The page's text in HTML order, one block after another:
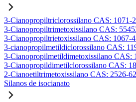
3-Cianopropiltriclorossilano CAS: 1071-
3-Cianopropiltrimetoxissilano CAS:
3-Cianopropiltrietoxissilano CAS: 1067-
3-cianopropilmetildiclorossilano CAS:
3-Cianopropilmetildimetoxissilano CAS:
3-Cianopropildimetilclorossilano CAS:
2-Cianoetiltrimetoxissilano CAS: 2526-
Silanos de isocianato